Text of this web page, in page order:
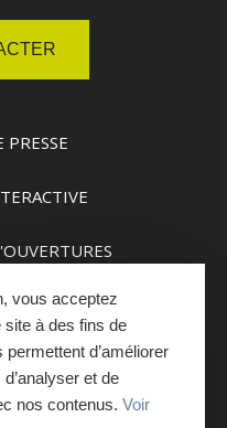
PRESSE
PRO
vous acceptez
site à des fins de
d’améliorer
et de
nos contenus. Voir